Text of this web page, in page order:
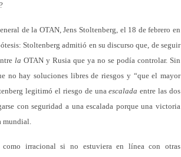
de la OTAN, Jens Stoltenberg, el 18 de febrero en
Stoltenberg admitió en su discurso que, de seguir
la OTAN y Rusia que ya no se podía controlar. Sin
no hay soluciones libres de riesgos y “que el mayor
legitimó el riesgo de unaescaladaentre las dos
con seguridad a una escalada porque una victoria
mundial.
como irracional si no estuviera en línea con otras